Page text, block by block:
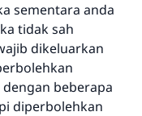
sementara anda
tidak sah
dikeluarkan
beberapa
diperbolehkan